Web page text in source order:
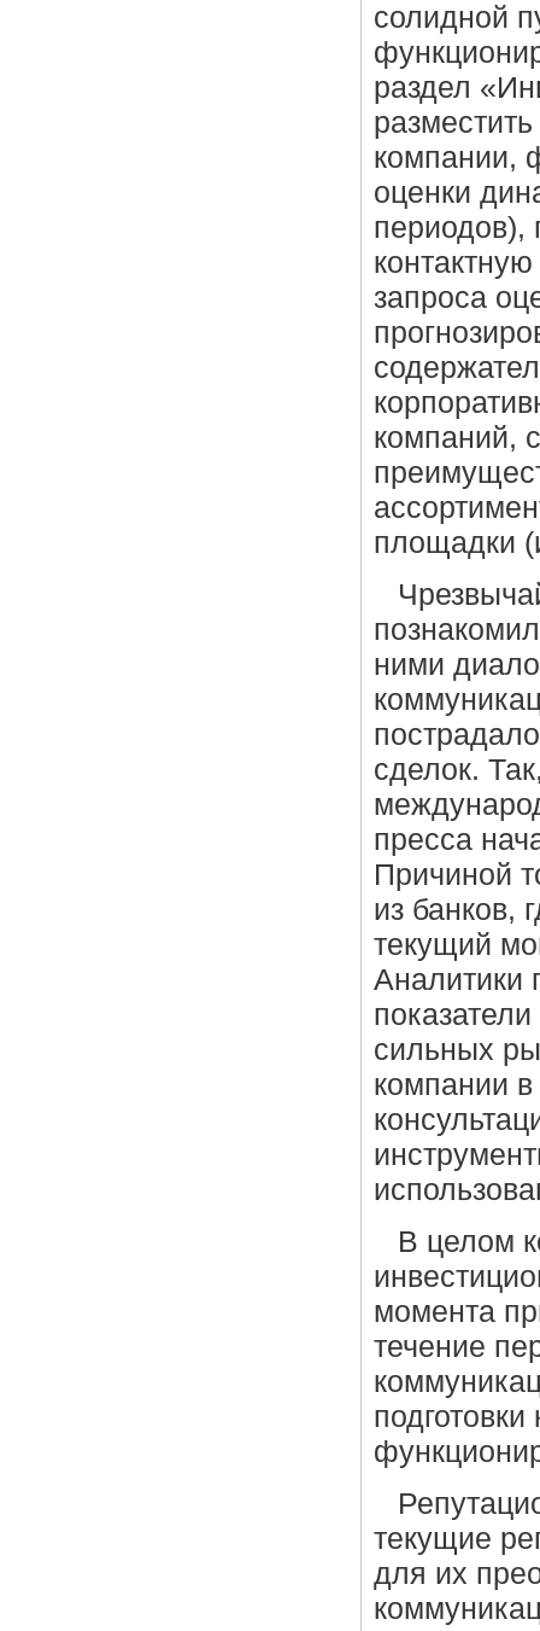
солидной
раздел
компании,
оценки
периодов),
запроса
компаний,
площадки
ними
сделок.
пресса
Причиной
из банков,
текущий
Аналитики
сильных
компании в
В целом
момента
течение
текущие
для их